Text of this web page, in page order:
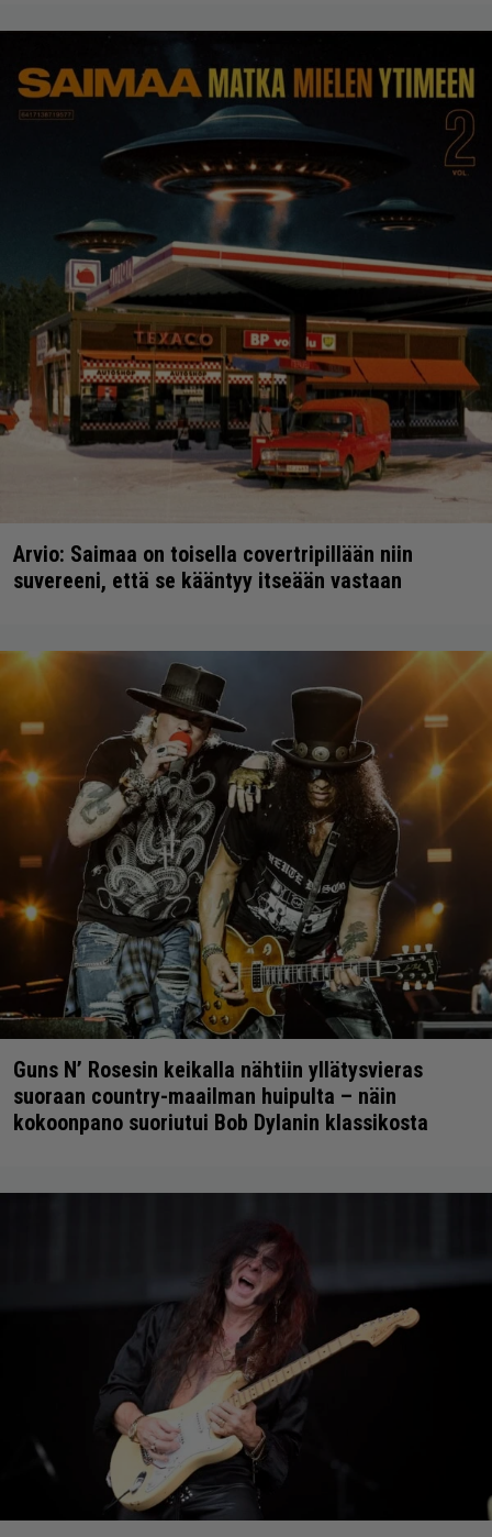
Arvio: Saimaa on toisella covertripillään niin
suvereeni, että se kääntyy itseään vastaan
Guns N’ Rosesin keikalla nähtiin yllätysvieras
suoraan country-maailman huipulta – näin
kokoonpano suoriutui Bob Dylanin klassikosta